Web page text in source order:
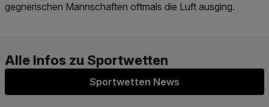
gegnerischen Mannschaften oftmals die Luft ausging.
Sportwetten News